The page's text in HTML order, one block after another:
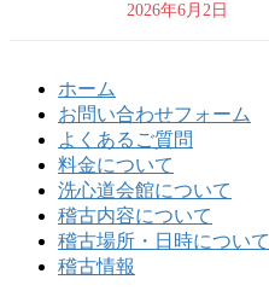
2026年6月2日
ホーム
お問い合わせフォーム
よくあるご質問
料金について
洗心道会館について
稽古内容について
稽古場所・日時について
稽古情報